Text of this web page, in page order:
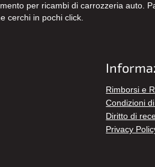
per ricambi di carrozzeria auto.
cerchi in pochi click.
Rimborsi e
Condizioni
Diritto di
Privacy